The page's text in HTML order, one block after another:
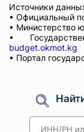
Источники
• Официальный
• Министерство
•
budget.okmot.kg
• Портал